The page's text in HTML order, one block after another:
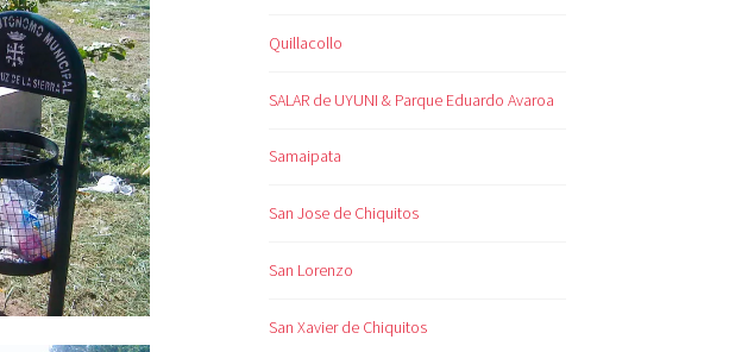
Quillacollo
SALAR de UYUNI & Parque Eduardo Avaroa
Samaipata
San Jose de Chiquitos
San Lorenzo
San Xavier de Chiquitos